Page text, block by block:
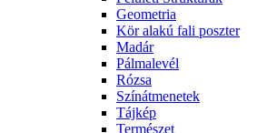
Geometria
Kör alakú fali poszter
Madár
Pálmalevél
Rózsa
Színátmenetek
Tájkép
Természet